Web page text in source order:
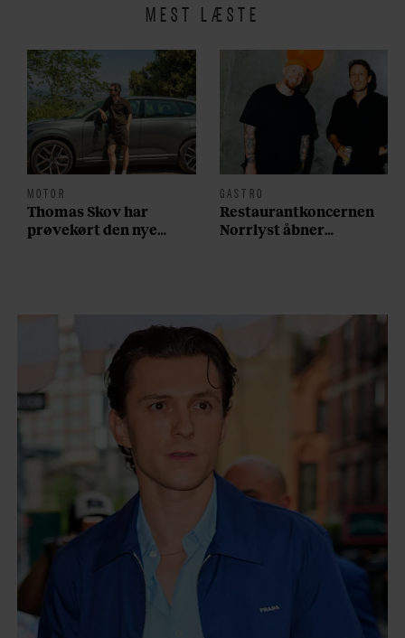
MEST LÆSTE
MOTOR
Thomas Skov har
prøvekørt den nye
GASTRO
Restaurantkoncernen
Norrlyst åbner